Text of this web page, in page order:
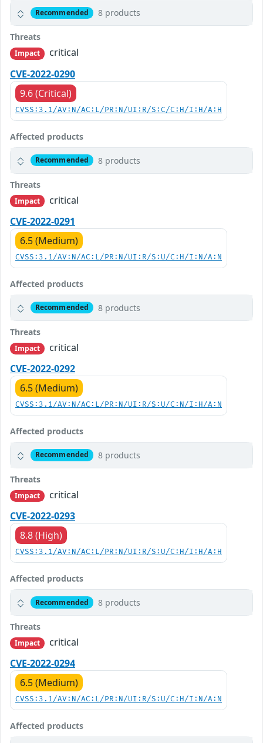
Recommended 8 products
Threats
Impact
critical
CVE-2022-0290
9.6 (Critical)
CVSS:3.1/AV:N/AC:L/PR:N/UI:R/S:C/C:H/I:H/A:H
Affected products
Recommended 8 products
Threats
Impact
critical
CVE-2022-0291
6.5 (Medium)
CVSS:3.1/AV:N/AC:L/PR:N/UI:R/S:U/C:H/I:N/A:N
Affected products
Recommended 8 products
Threats
Impact
critical
CVE-2022-0292
6.5 (Medium)
CVSS:3.1/AV:N/AC:L/PR:N/UI:R/S:U/C:N/I:H/A:N
Affected products
Recommended 8 products
Threats
Impact
critical
CVE-2022-0293
8.8 (High)
CVSS:3.1/AV:N/AC:L/PR:N/UI:R/S:U/C:H/I:H/A:H
Affected products
Recommended 8 products
Threats
Impact
critical
CVE-2022-0294
6.5 (Medium)
CVSS:3.1/AV:N/AC:L/PR:N/UI:R/S:U/C:H/I:N/A:N
Affected products